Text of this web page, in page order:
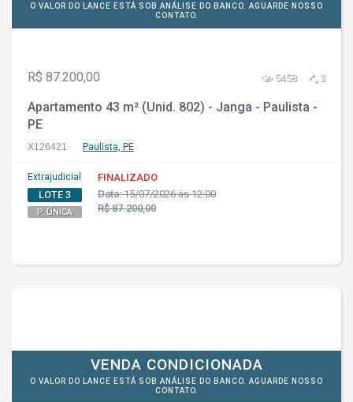
O VALOR DO LANCE ESTÁ SOB ANÁLISE DO BANCO. AGUARDE NOSSO
CONTATO.
R$ 87.200,00 5458 3
Apartamento 43 m² (Unid. 802) - Janga - Paulista -
PE
X126421 Paulista, PE
Extrajudicial
LOTE 3
P. ÚNICA
FINALIZADO
Data:15/07/2026 às 12:00
R$ 87.200,00
VENDA CONDICIONADA
O VALOR DO LANCE ESTÁ SOB ANÁLISE DO BANCO. AGUARDE NOSSO
CONTATO.